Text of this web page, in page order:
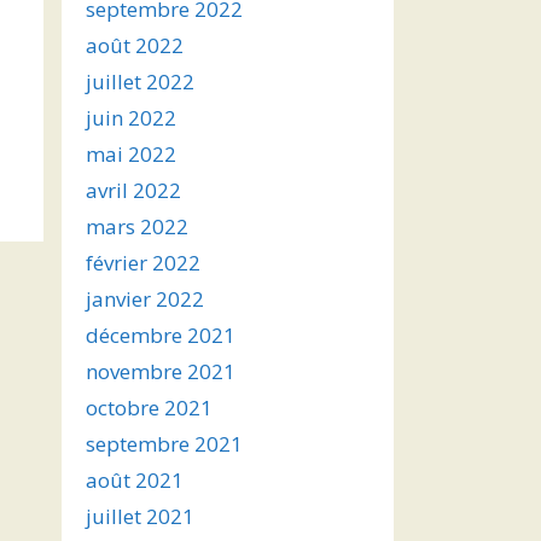
septembre 2022
août 2022
juillet 2022
juin 2022
mai 2022
avril 2022
mars 2022
février 2022
janvier 2022
décembre 2021
novembre 2021
octobre 2021
septembre 2021
août 2021
juillet 2021